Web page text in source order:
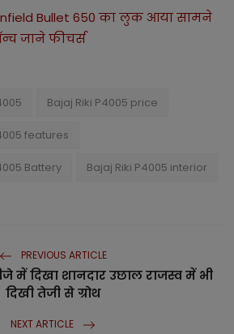
Bullet 650 का लुक आया सामने
जाने फीचर्स
Bajaj Riki P4005 price
features
Battery Bajaj Riki P4005 interior
PREVIOUS ARTICLE
में दिखा शानदार उछाल राजस्व में भी
दिखी तेजी से ग्रोथ
NEXT ARTICLE